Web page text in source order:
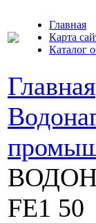
Главная
Карта
Каталог
Главная
FE1 50